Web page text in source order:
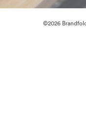
©2026